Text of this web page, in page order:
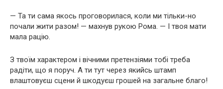
— Та ти сама якось проговорилася, коли ми тільки-но
почали жити разом! — махнув рукою Рома. — І твоя мати
мала рацію.
З твоїм характером і вічними претензіями тобі треба
радіти, що я поруч. А ти тут через якийсь штамп
влаштовуєш сцени й шкодуєш грошей на загальне благо!